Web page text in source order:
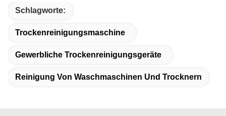
Schlagworte:
Trockenreinigungsmaschine
Gewerbliche Trockenreinigungsgeräte
Reinigung Von Waschmaschinen Und Trocknern